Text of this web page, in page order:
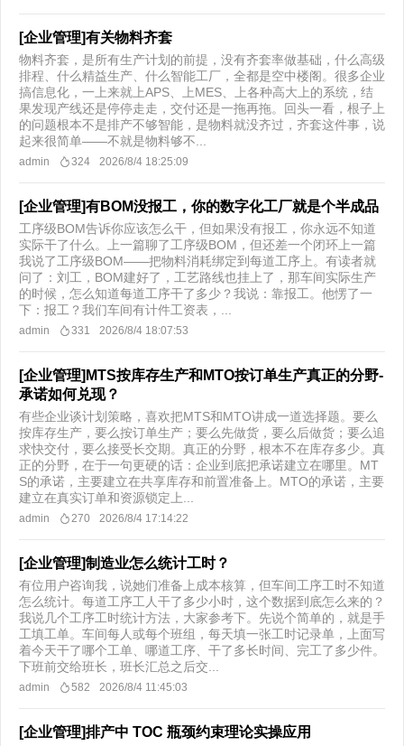
[企业管理]有关物料齐套
物料齐套，是所有生产计划的前提，没有齐套率做基础，什么高级
排程、什么精益生产、什么智能工厂，全都是空中楼阁。很多企业
搞信息化，一上来就上APS、上MES、上各种高大上的系统，结
果发现产线还是停停走走，交付还是一拖再拖。回头一看，根子上
的问题根本不是排产不够智能，是物料就没齐过，齐套这件事，说
起来很简单——不就是物料够不...
admin 324 2026/8/4 18:25:09
[企业管理]有BOM没报工，你的数字化工厂就是个半成品
工序级BOM告诉你应该怎么干，但如果没有报工，你永远不知道
实际干了什么。上一篇聊了工序级BOM，但还差一个闭环上一篇
我说了工序级BOM——把物料消耗绑定到每道工序上。有读者就
问了：刘工，BOM建好了，工艺路线也挂上了，那车间实际生产
的时候，怎么知道每道工序干了多少？我说：靠报工。他愣了一
下：报工？我们车间有计件工资表，...
admin 331 2026/8/4 18:07:53
[企业管理]MTS按库存生产和MTO按订单生产真正的分野-
承诺如何兑现？
有些企业谈计划策略，喜欢把MTS和MTO讲成一道选择题。要么
按库存生产，要么按订单生产；要么先做货，要么后做货；要么追
求快交付，要么接受长交期。真正的分野，根本不在库存多少。真
正的分野，在于一句更硬的话：企业到底把承诺建立在哪里。MT
S的承诺，主要建立在共享库存和前置准备上。MTO的承诺，主要
建立在真实订单和资源锁定上...
admin 270 2026/8/4 17:14:22
[企业管理]制造业怎么统计工时？
有位用户咨询我，说她们准备上成本核算，但车间工序工时不知道
怎么统计。每道工序工人干了多少小时，这个数据到底怎么来的？
我说几个工序工时统计方法，大家参考下。先说个简单的，就是手
工填工单。车间每人或每个班组，每天填一张工时记录单，上面写
着今天干了哪个工单、哪道工序、干了多长时间、完工了多少件。
下班前交给班长，班长汇总之后交...
admin 582 2026/8/4 11:45:03
[企业管理]排产中 TOC 瓶颈约束理论实操应用